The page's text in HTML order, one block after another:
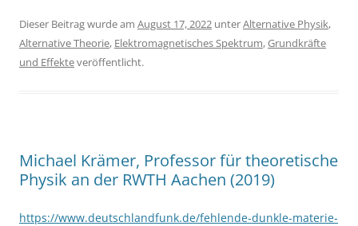
Dieser Beitrag wurde am August 17, 2022 unterAlternative Physik,
Alternative Theorie, Elektromagnetisches Spektrum,Grundkräfte
und Effekteveröffentlicht.
Michael Krämer, Professor für theoretische
Physik an der RWTH Aachen (2019)
https://www.deutschlandfunk.de/fehlende-dunkle-materie-